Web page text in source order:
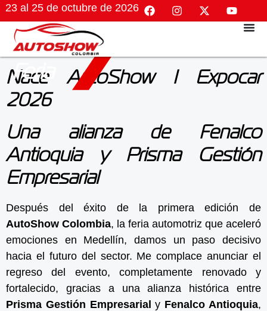
23 al 25 de octubre de 2026
Feria
Nace AutoShow I Expocar
2026
Una alianza de Fenalco
Antioquia y Prisma Gestión
Empresarial
Después del éxito de la primera edición de
AutoShow Colombia, la feria automotriz que aceleró
emociones en Medellín, damos un paso decisivo
hacia el futuro del sector. Me complace anunciar el
regreso del evento, completamente renovado y
fortalecido, gracias a una alianza histórica entre
Prisma Gestión Empresarial y Fenalco Antioquia,